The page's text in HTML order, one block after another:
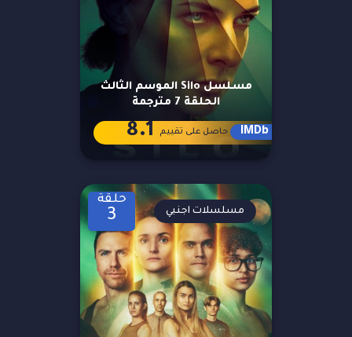
مسلسل Silo الموسم الثالث
الحلقة 7 مترجمة
IMDb حاصل على تقييم 8.1
حلقة
3 مسلسلات اجنبي